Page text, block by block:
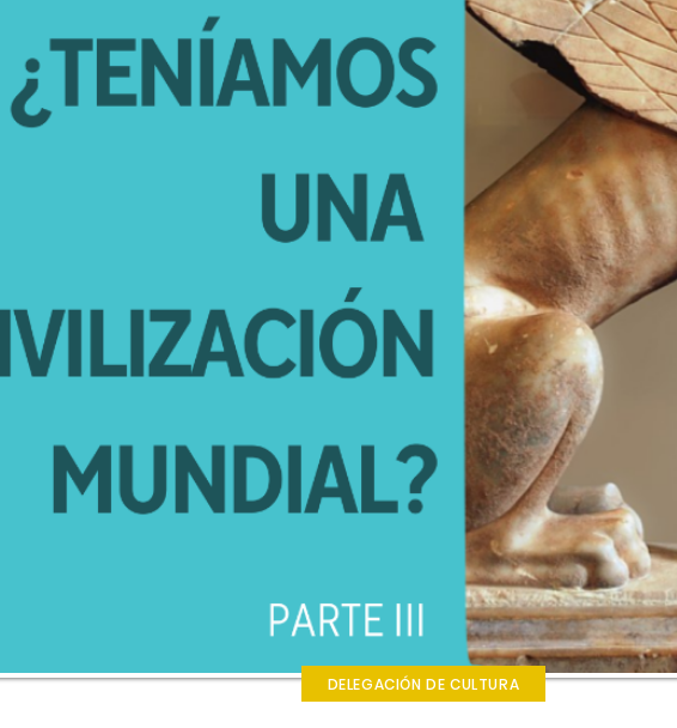
DELEGACIÓN DE CULTURA